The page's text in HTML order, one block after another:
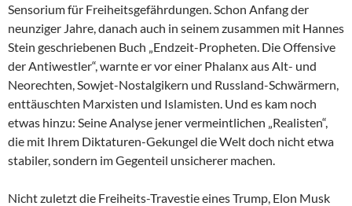
Sensorium für Freiheitsgefährdungen. Schon Anfang der
neunziger Jahre, danach auch in seinem zusammen mit Hannes
Stein geschriebenen Buch „Endzeit-Propheten. Die Offensive
der Antiwestler“, warnte er vor einer Phalanx aus Alt- und
Neorechten, Sowjet-Nostalgikern und Russland-Schwärmern,
enttäuschten Marxisten und Islamisten. Und es kam noch
etwas hinzu: Seine Analyse jener vermeintlichen „Realisten“,
die mit Ihrem Diktaturen-Gekungel die Welt doch nicht etwa
stabiler, sondern im Gegenteil unsicherer machen.
Nicht zuletzt die Freiheits-Travestie eines Trump, Elon Musk